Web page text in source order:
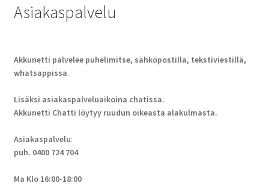
Asiakaspalvelu
Akkunetti palvelee puhelimitse, sähköpostilla, tekstiviestillä,
whatsappissa.
Lisäksi asiakaspalveluaikoina chatissa.
Akkunetti Chatti löytyy ruudun oikeasta alakulmasta.
Asiakaspalvelu:
puh. 0400 724 704
Ma Klo 16:00-18:00